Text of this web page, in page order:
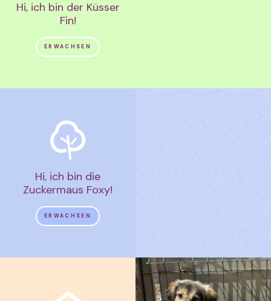
Hi, ich bin der Küsser
Fin!
ERWACHSEN
Hi, ich bin die
Zuckermaus Foxy!
ERWACHSEN